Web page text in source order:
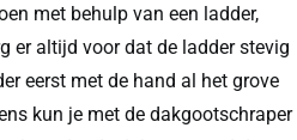
met behulp van een ladder,
er altijd voor dat de ladder stevig
eerst met de hand al het grove
kun je met de dakgootschraper